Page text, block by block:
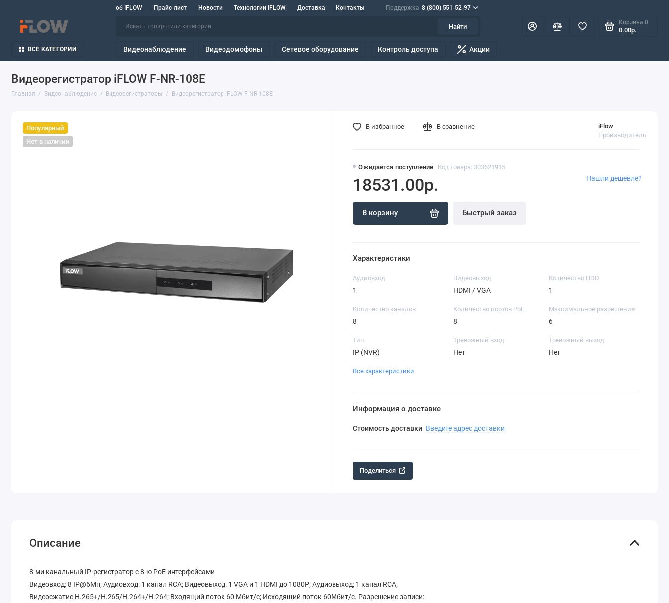
об IFLOW Прайс-лист Новости Технологии iFLOW Доставка Контакты Поддержка 8 (800) 551-52-97
Найти
Корзина 0
0.00р.
ВСЕ КАТЕГОРИИ Видеонаблюдение Видеодомофоны Сетевое оборудование Контроль доступа Акции
Видеорегистратор iFLOW F-NR-108E
Главная Видеонаблюдение Видеорегистраторы Видеорегистратор iFLOW F-NR-108E
Популярный
Нет в наличии
Ожидается поступление Код товара: 303621915
iFlow
Производитель
18531.00р.
В корзину Быстрый заказ
Нашли дешевле?
В избранное В сравнение
Характеристики
Аудиовход
1
Видеовыход
HDMI / VGA
Количество HDD
1
Количество каналов
8
Количество портов PoE
8
Максимальное разрешение
6
Тип
IP (NVR)
Тревожный вход
Нет
Тревожный выход
Нет
Все характеристики
Информация о доставке
Стоимость доставки Введите адрес доставки
Поделиться
Описание
8-ми канальный IP-регистратор c 8-ю PoE интерфейсами
Видеовход: 8 IP@6Мп; Аудиовход: 1 канал RCA; Видеовыход: 1 VGA и 1 HDMI до 1080Р; Аудиовыход; 1 канал RCA;
Видеосжатие H.265+/H.265/H.264+/H.264; Входящий поток 60 Мбит/с; Исходящий поток 60Мбит/с. Разрешение записи: